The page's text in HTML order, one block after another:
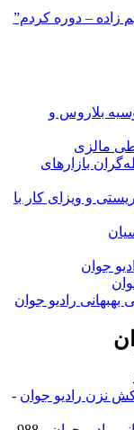
زاده – دوره کردم”
بلاروس و
مالزی
بازارهای
و ویزای کار با
جوان
بهبهانی رادیو جوان
نزن رادیو جوان -